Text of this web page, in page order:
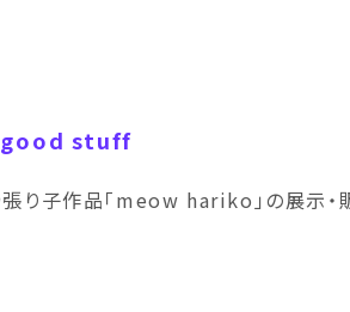
good stuff
り子作品「meow hariko」の展示・